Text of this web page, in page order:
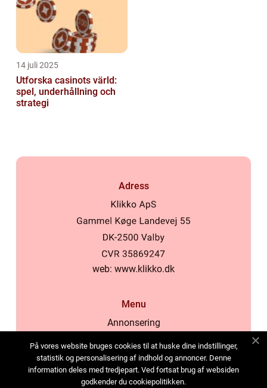
14 juli 2025
Utforska casinots värld:
spel, underhållning och
strategi
Adress
web: www.klikko.dk
Menu
Annonsering
Cookies
Kontakta oss
På vores website bruges cookies til at huske dine indstillinger,
statistik og personalisering af indhold og annoncer. Denne
information deles med tredjepart. Ved fortsat brug af websiden
godkender du cookiepolitikken.